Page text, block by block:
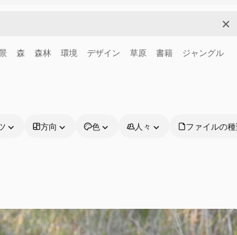
消去
森 森林 環境 デザイン 草原 書籍 ジャングル
方向 色 人々 ファイルの